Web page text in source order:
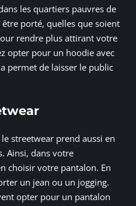
les quartiers pauvres de
porté, quelles que soient
rendre plus attirant votre
opter pour un hoodie avec
permet de laisser le public
streetwear prend aussi en
Ainsi, dans votre
choisir votre pantalon. En
un jean ou un jogging.
opter pour un pantalon